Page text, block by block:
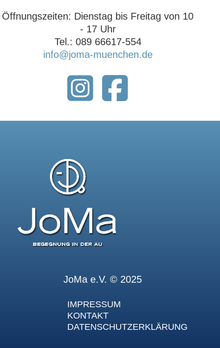
Öffnungszeiten: ‍Dienstag bis Freitag von 10
- 17 Uhr‍
Tel.: 089 66617-554
info@joma-muenchen.de
JoMa e.V. © 2025
IMPRESSUM
KONTAKT
DATENSCHUTZERKLÄRUNG